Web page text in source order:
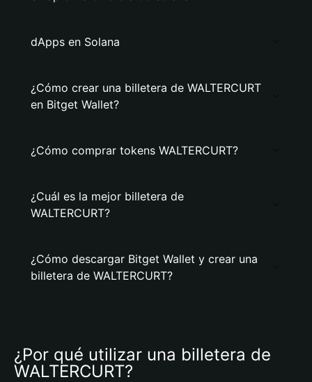
dApps en Solana
¿Cómo crear una billetera de WALTERCURT
en Bitget Wallet?
¿Cómo comprar tokens WALTERCURT?
¿Cuál es la mejor billetera de
WALTERCURT?
¿Cómo descargar Bitget Wallet y crear una
billetera de WALTERCURT?
¿Por qué utilizar una billetera de
WALTERCURT?